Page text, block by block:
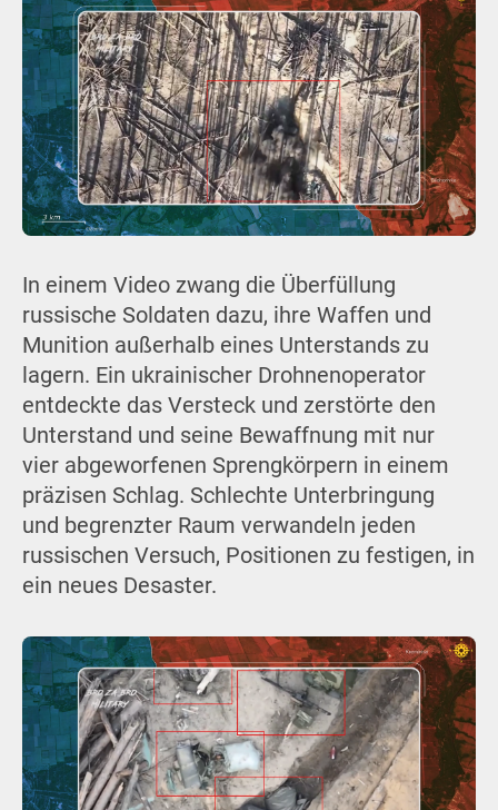
In einem Video zwang die Überfüllung
russische Soldaten dazu, ihre Waffen und
Munition außerhalb eines Unterstands zu
lagern. Ein ukrainischer Drohnenoperator
entdeckte das Versteck und zerstörte den
Unterstand und seine Bewaffnung mit nur
vier abgeworfenen Sprengkörpern in einem
präzisen Schlag. Schlechte Unterbringung
und begrenzter Raum verwandeln jeden
russischen Versuch, Positionen zu festigen, in
ein neues Desaster.